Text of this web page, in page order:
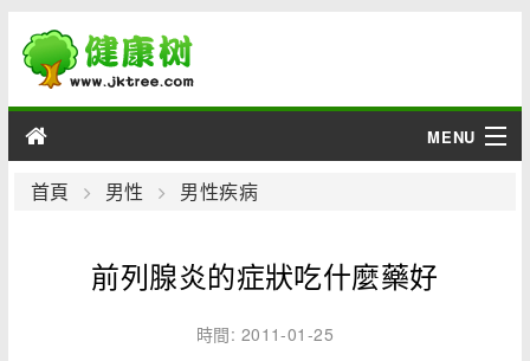
MENU
男性
首頁 男性 男性疾病
前列腺炎的症狀吃什麼藥好
時間: 2011-01-25